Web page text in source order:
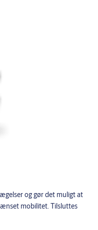
og gør det muligt at
mobilitet. Tilsluttes